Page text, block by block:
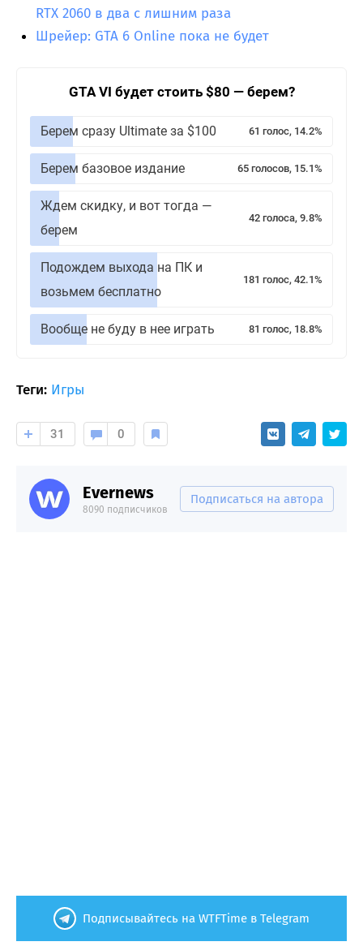
RTX 2060 в два с лишним раза
Шрейер: GTA 6 Online пока не будет
GTA VI будет стоить $80 — берем?
Берем сразу Ultimate за $100 61 голос, 14.2%
Берем базовое издание 65 голосов, 15.1%
Ждем скидку, и вот тогда —
берем
42 голоса, 9.8%
Подождем выхода на ПК и
возьмем бесплатно
181 голос, 42.1%
Вообще не буду в нее играть 81 голос, 18.8%
Теги: Игры
31 0
Evernews
8090 подписчиков
Подписаться на автора
Подписывайтесь на WTFTime в Telegram